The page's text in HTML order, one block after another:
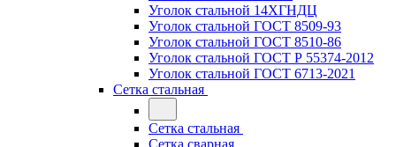
Уголок стальной 14ХГНДЦ
Уголок стальной ГОСТ 8509-93
Уголок стальной ГОСТ 8510-86
Уголок стальной ГОСТ Р 55374-2012
Уголок стальной ГОСТ 6713-2021
Сетка стальная
Сетка стальная
Сетка сварная